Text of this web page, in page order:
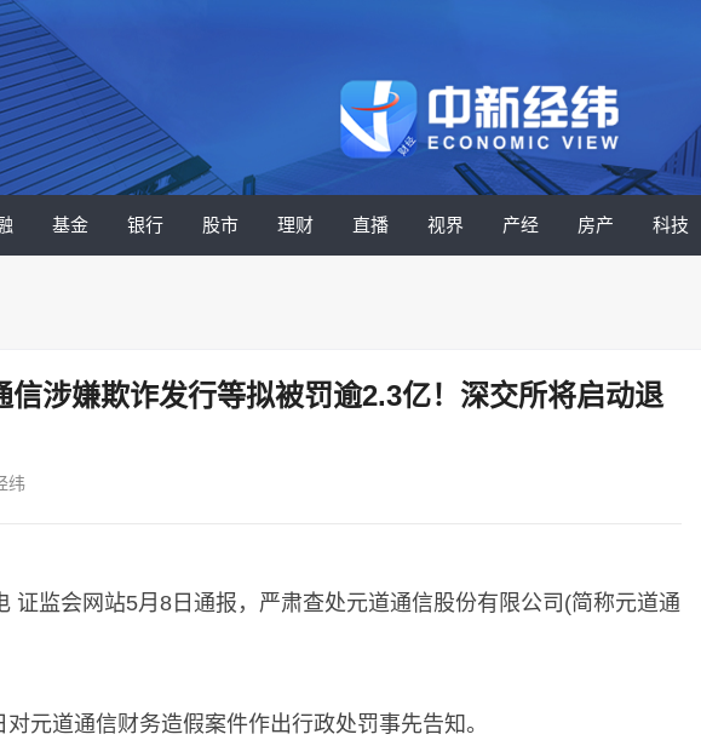
基金 银行 股市 理财 直播 视界 产经 房产 科技
信涉嫌欺诈发行等拟被罚逾2.3亿！深交所将启动退
纬
监会网站5月8日通报，严肃查处元道通信股份有限公司(简称元道通
道通信财务造假案件作出行政处罚事先告知。